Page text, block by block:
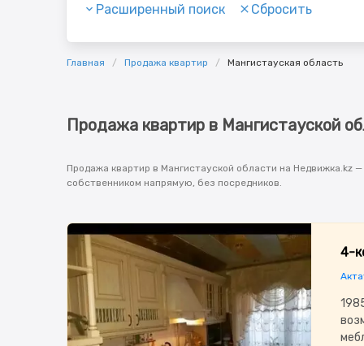
Расширенный поиск Сбросить
Главная Продажа квартир Мангистауская область
Продажа квартир в Мангистауской
Продажа квартир в Мангистауской области на Недвижка.kz
собственником напрямую, без посредников.
4-